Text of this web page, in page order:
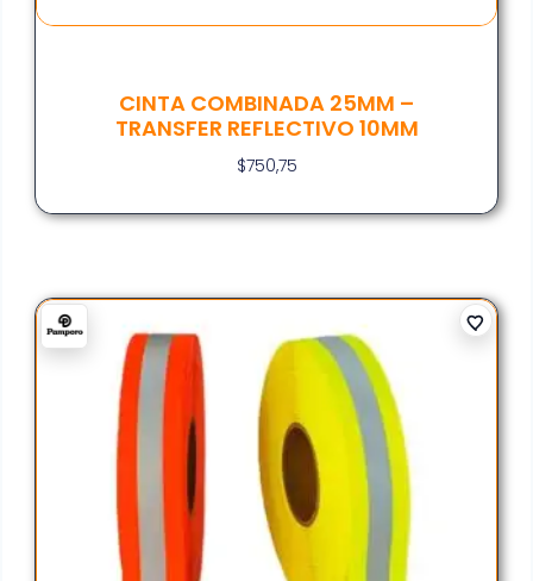
CINTA COMBINADA 25MM –
TRANSFER REFLECTIVO 10MM
$750,75